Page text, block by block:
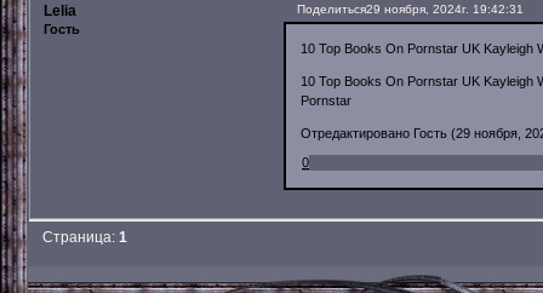
Поделиться29 ноября, 2024г. 19:42:31
Lelia
Гость
10 Top Books On Pornstar UK Kayleigh
10 Top Books On Pornstar UK Kayleigh
Pornstar
Отредактировано Гость (29 ноября,
0
Страница:1